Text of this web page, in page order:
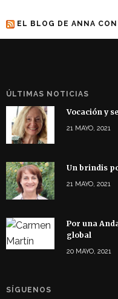
EL BLOG DE ANNA
ÚLTIMAS NOTICIAS
Vocación y
21 MAYO, 2021
Un brindis
21 MAYO, 2021
Por una
global
20 MAYO, 2021
SÍGUENOS